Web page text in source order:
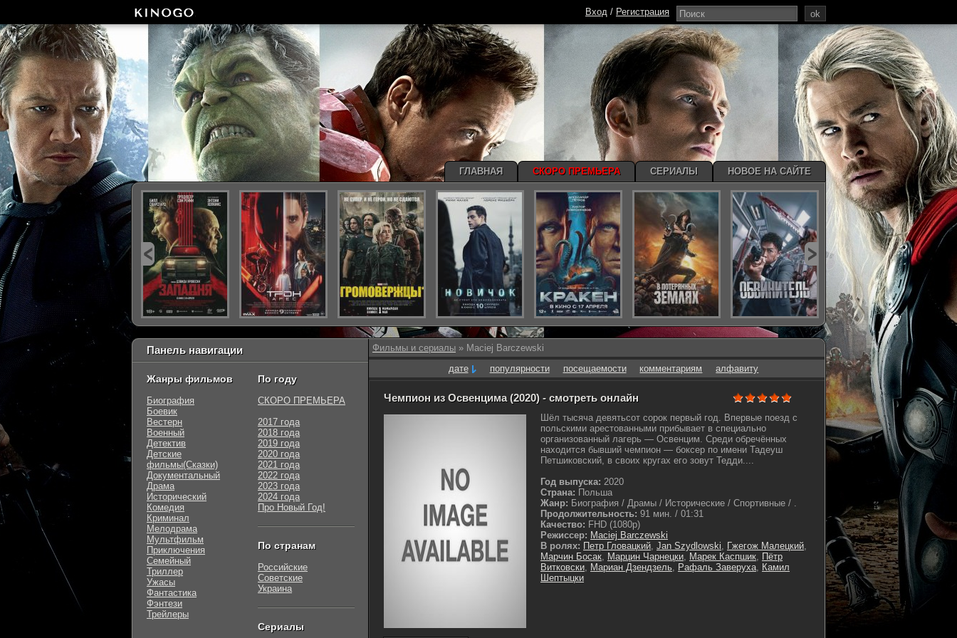
Фильмы и сериалы » Maciej Barczewski
дате
популярности посещаемости комментариям алфавиту
Чемпион из Освенцима (2020) - смотреть онлайн
Шёл тысяча девятьсот сорок первый год. Впервые поезд с
польскими арестованными прибывает в специально
организованный лагерь — Освенцим. Среди обречённых
находится бывший чемпион — боксер по имени Тадеуш
Петшиковский, в своих кругах его зовут Тедди....
Год выпуска: 2020
Страна: Польша
Жанр: Биография / Драмы / Исторические / Спортивные / .
Продолжительность: 91 мин. / 01:31
Качество: FHD (1080p)
Режиссер: Maciej Barczewski
В ролях: Петр Гловацкий, Jan Szydlowski, Гжегож Малецкий,
Марчин Босак, Марцин Чарнецки, Марек Каспшик, Пётр
Витковски, Мариан Дзендзель, Рафаль Заверуха, Камил
Шептыцки
Панель навигации
Жанры фильмов
Биография
Боевик
Вестерн
Военный
Детектив
Детские
фильмы(Сказки)
Документальный
Драма
Исторический
Комедия
Криминал
Мелодрама
Мультфильм
Приключения
Семейный
Триллер
Ужасы
Фантастика
Фэнтези
Трейлеры
По году
СКОРО ПРЕМЬЕРА
2017 года
2018 года
2019 года
2020 года
2021 года
2022 года
2023 года
2024 года
Про Новый Год!
По странам
Российские
Советские
Украина
Сериалы
ok
Вход / Регистрация
ГЛАВНАЯ СКОРО ПРЕМЬЕРА СЕРИАЛЫ НОВОЕ НА САЙТЕ